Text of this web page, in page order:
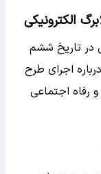
الکترونیکی
در تاریخ ششم
درباره اجرای طرح
و رفاه اجتماعی